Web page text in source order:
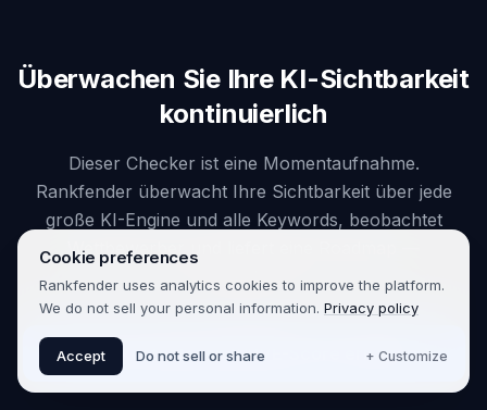
Überwachen Sie Ihre KI-Sichtbarkeit
kontinuierlich
Dieser Checker ist eine Momentaufnahme.
Rankfender überwacht Ihre Sichtbarkeit über jede
große KI-Engine und alle Keywords, beobachtet
Wettbewerber und liefert eine Roadmap —
automatisch.
Meinen kostenlosen RAIVE-Score erhalten
Cookie preferences
Rankfender uses analytics cookies to improve the platform.
We do not sell your personal information. Privacy policy
Accept Do not sell or share + Customize